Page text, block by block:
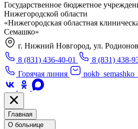
Государственное бюджетное
Нижегородской области
«Нижегородская областная
Семашко»
г. Нижний Новгород, ул.
8 (831) 436-40-01
8 (831) 438-
Горячая линия
Главная
О больнице